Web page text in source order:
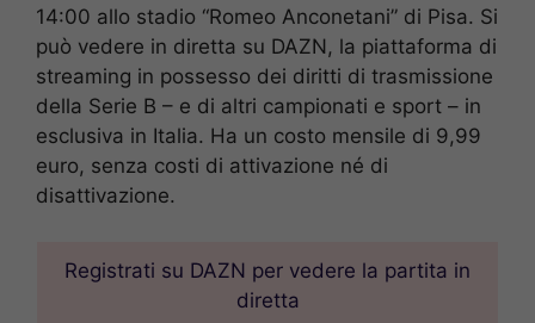
14:00 allo stadio “Romeo Anconetani” di Pisa. Si
può vedere in diretta su DAZN, la piattaforma di
streaming in possesso dei diritti di trasmissione
della Serie B – e di altri campionati e sport – in
esclusiva in Italia. Ha un costo mensile di 9,99
euro, senza costi di attivazione né di
disattivazione.
Registrati su DAZN per vedere la partita in
diretta